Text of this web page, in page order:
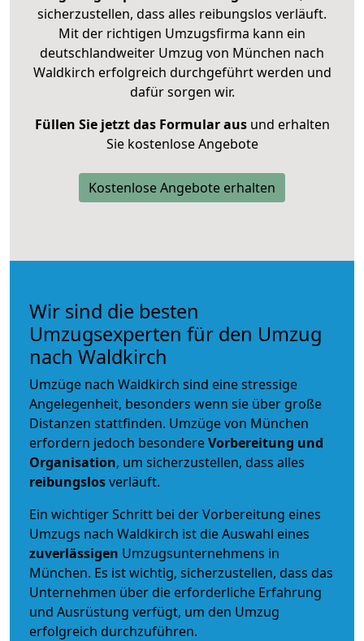
sicherzustellen, dass alles reibungslos verläuft.
Mit der richtigen Umzugsfirma kann ein
deutschlandweiter Umzug von München nach
Waldkirch erfolgreich durchgeführt werden und
dafür sorgen wir.
Füllen Sie jetzt das Formular ausund erhalten
Sie kostenlose Angebote
Kostenlose Angebote erhalten
Wir sind die besten
Umzugsexperten für den Umzug
nach Waldkirch
Umzüge nach Waldkirch sind eine stressige
Angelegenheit, besonders wenn sie über große
Distanzen stattfinden. Umzüge von München
erfordern jedoch besondereVorbereitung und
Organisation, um sicherzustellen, dass alles
reibungslosverläuft.
Ein wichtiger Schritt bei der Vorbereitung eines
Umzugs nach Waldkirch ist die Auswahl eines
zuverlässigen Umzugsunternehmens in
München. Es ist wichtig, sicherzustellen, dass das
Unternehmen über die erforderliche Erfahrung
und Ausrüstung verfügt, um den Umzug
erfolgreich durchzuführen.